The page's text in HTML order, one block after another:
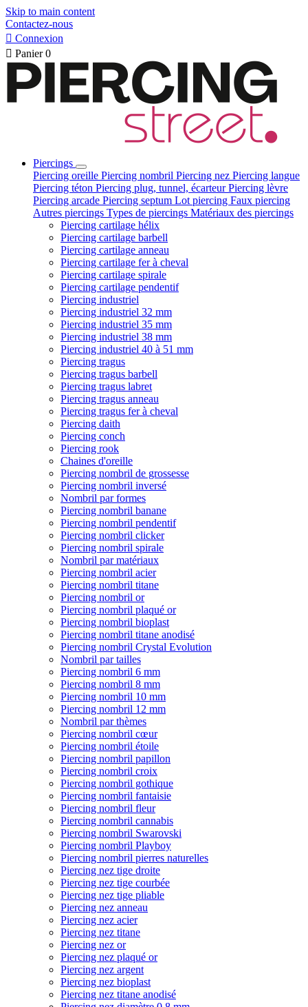
Skip to main content
Contactez-nous
 Connexion
 Panier 0
Piercings
Piercing oreille Piercing nombril Piercing nez Piercing langue
Piercing téton Piercing plug, tunnel, écarteurPiercing lèvre
Piercing arcade Piercing septum Lot piercing Faux piercing
Autres piercings Types de piercings Matériaux des piercings
Piercing cartilage hélix
Piercing cartilage barbell
Piercing cartilage anneau
Piercing cartilage fer à cheval
Piercing cartilage spirale
Piercing cartilage pendentif
Piercing industriel
Piercing industriel 32 mm
Piercing industriel 35 mm
Piercing industriel 38 mm
Piercing industriel 40 à 51 mm
Piercing tragus
Piercing tragus barbell
Piercing tragus labret
Piercing tragus anneau
Piercing tragus fer à cheval
Piercing daith
Piercing conch
Piercing rook
Chaines d'oreille
Piercing nombril de grossesse
Piercing nombril inversé
Nombril par formes
Piercing nombril banane
Piercing nombril pendentif
Piercing nombril clicker
Piercing nombril spirale
Nombril par matériaux
Piercing nombril acier
Piercing nombril titane
Piercing nombril or
Piercing nombril plaqué or
Piercing nombril bioplast
Piercing nombril titane anodisé
Piercing nombril Crystal Evolution
Nombril par tailles
Piercing nombril 6 mm
Piercing nombril 8 mm
Piercing nombril 10 mm
Piercing nombril 12 mm
Nombril par thèmes
Piercing nombril cœur
Piercing nombril étoile
Piercing nombril papillon
Piercing nombril croix
Piercing nombril gothique
Piercing nombril fantaisie
Piercing nombril fleur
Piercing nombril cannabis
Piercing nombril Swarovski
Piercing nombril Playboy
Piercing nombril pierres naturelles
Piercing nez tige droite
Piercing nez tige courbée
Piercing nez tige pliable
Piercing nez anneau
Piercing nez acier
Piercing nez titane
Piercing nez or
Piercing nez plaqué or
Piercing nez argent
Piercing nez bioplast
Piercing nez titane anodisé